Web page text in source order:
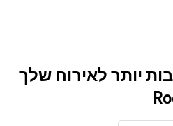
יותר לאירוח שלך